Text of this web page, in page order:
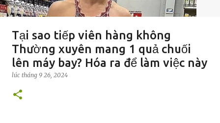
Tại sao tiếp viên hàng không
Thường xuyên mang 1 quả chuối
lên máy bay? Hóa ra để làm việc này
lúc tháng 9 26, 2024